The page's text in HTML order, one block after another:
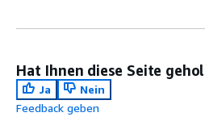
Hat Ihnen diese Seite
Ja
Nein
Feedback geben